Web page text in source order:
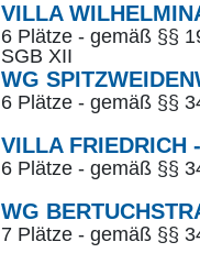
VILLA
6 Plätze - gemäß §§
SGB XII
WG
6 Plätze - gemäß §§
VILLA FRIEDRICH -
6 Plätze - gemäß §§
WG
7 Plätze - gemäß §§